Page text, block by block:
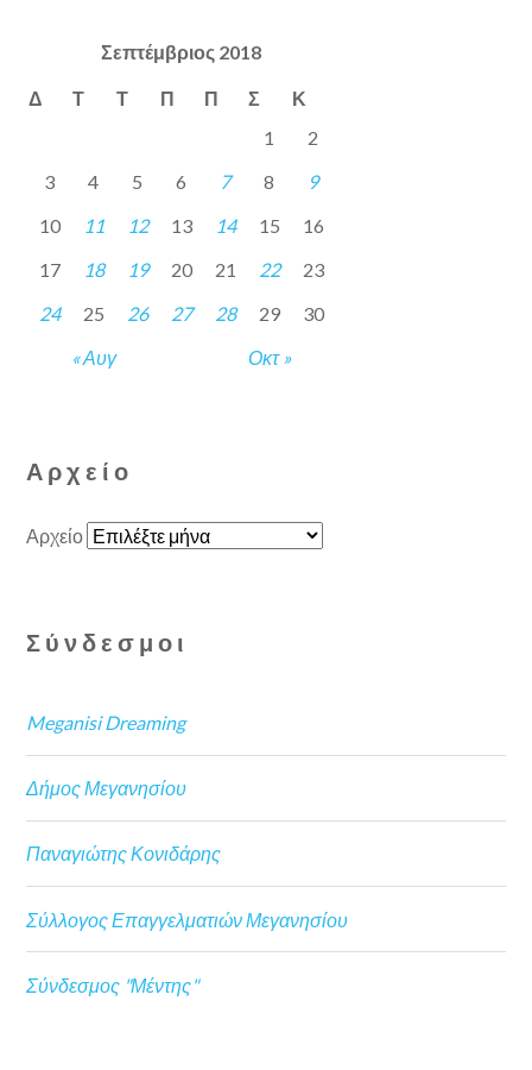
Σεπτέμβριος 2018
Δ Τ Τ Π Π Σ Κ
« Αυγ Οκτ »
1
2
3
4 5 6 7 8
9
10
11 12 13 14 15
16
17
18 19 20 21 22
23
24
25 26 27 28 29 30
Αρχείο
Αρχείο
Σύνδεσμοι
Meganisi Dreaming
Δήμος Μεγανησίου
Παναγιώτης Κονιδάρης
Σύλλογος Επαγγελματιών Μεγανησίου
Σύνδεσμος "Μέντης"